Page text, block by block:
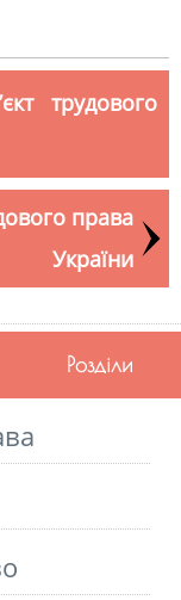
трудового
права
України
Розділи